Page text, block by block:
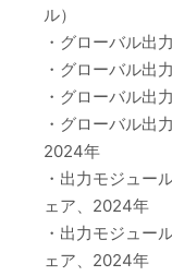
ル）
・グローバル出
・グローバル出
・グローバル出
・グローバル出
2024年
・出力モジュー
ェア、2024年
・出力モジュー
ェア、2024年